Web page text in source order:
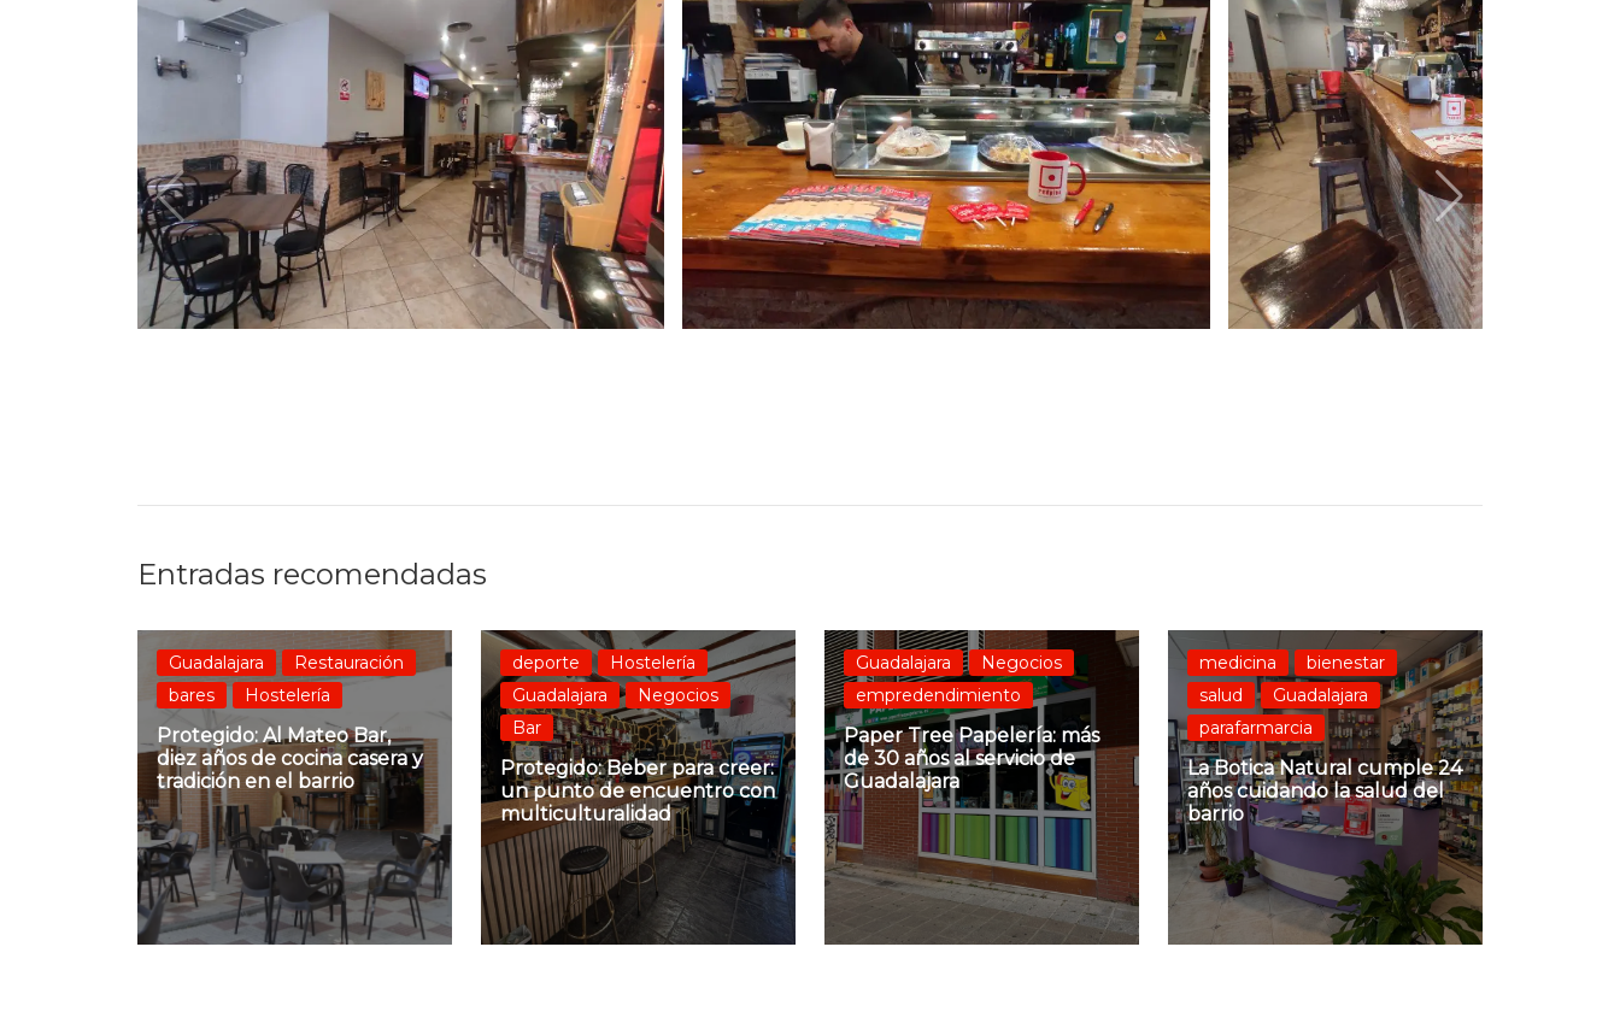
Entradas recomendadas
Guadalajara
Restauración
bares
Hostelería
Protegido: Al Mateo Bar,
diez años de cocina casera y
tradición en el barrio
deporte
Hostelería
Guadalajara
Negocios
Bar
Protegido: Beber para creer:
un punto de encuentro con
multiculturalidad
Guadalajara
Negocios
empredendimiento
Paper Tree Papelería: más
de 30 años al servicio de
Guadalajara
medicina
bienestar
salud
Guadalajara
parafarmarcia
La Botica Natural cumple 24
años cuidando la salud del
barrio